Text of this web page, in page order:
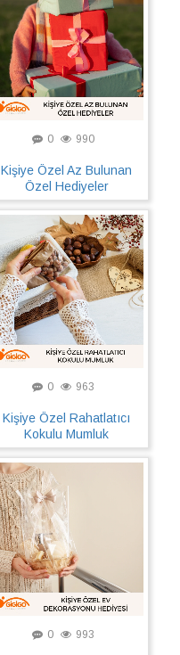
0 990
Kişiye Özel Az Bulunan
Özel Hediyeler
0 963
Kişiye Özel Rahatlatıcı
Kokulu Mumluk
0 993